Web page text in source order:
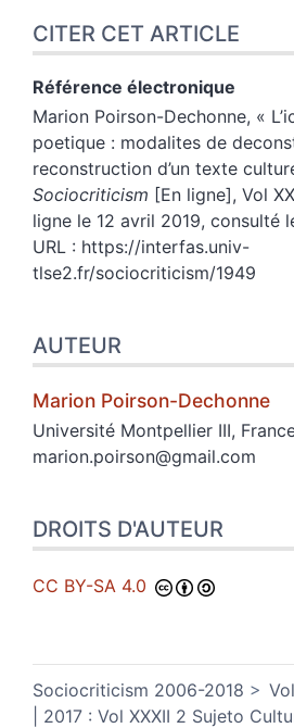
CITER CET ARTICLE
Référence électronique
Marion Poirson-Dechonne, «
poetique : modalites de
reconstruction d’un texte
Sociocriticism [En ligne], Vol
ligne le 12 avril 2019, consulté
URL : https://interfas.univ-
tlse2.fr/sociocriticism/1949
AUTEUR
Marion Poirson-Dechonne
Université Montpellier III,
marion.poirson@gmail.com
DROITS D'AUTEUR
CC BY-SA 4.0
Sociocriticism 2006-2018
| 2017 : Vol XXXII 2 Sujeto